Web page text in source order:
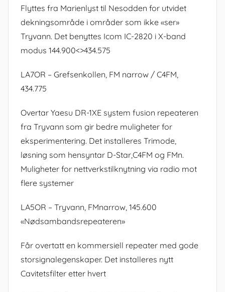
Flyttes fra Marienlyst til Nesodden for utvidet
dekningsområde i områder som ikke «ser»
Tryvann. Det benyttes Icom IC-2820 i X-band
modus 144.900<>434.575
LA7OR – Grefsenkollen, FM narrow / C4FM,
434.775
Overtar Yaesu DR-1XE system fusion repeateren
fra Tryvann som gir bedre muligheter for
eksperimentering. Det installeres Trimode,
løsning som hensyntar D-Star,C4FM og FMn.
Muligheter for nettverkstilknytning via radio mot
flere systemer
LA5OR – Tryvann, FMnarrow, 145.600
«Nødsambandsrepeateren»
Får overtatt en kommersiell repeater med gode
storsignalegenskaper. Det installeres nytt
Cavitetsfilter etter hvert